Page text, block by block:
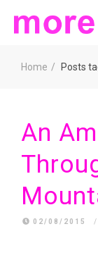
Home Posts
An
02/08/2015 /